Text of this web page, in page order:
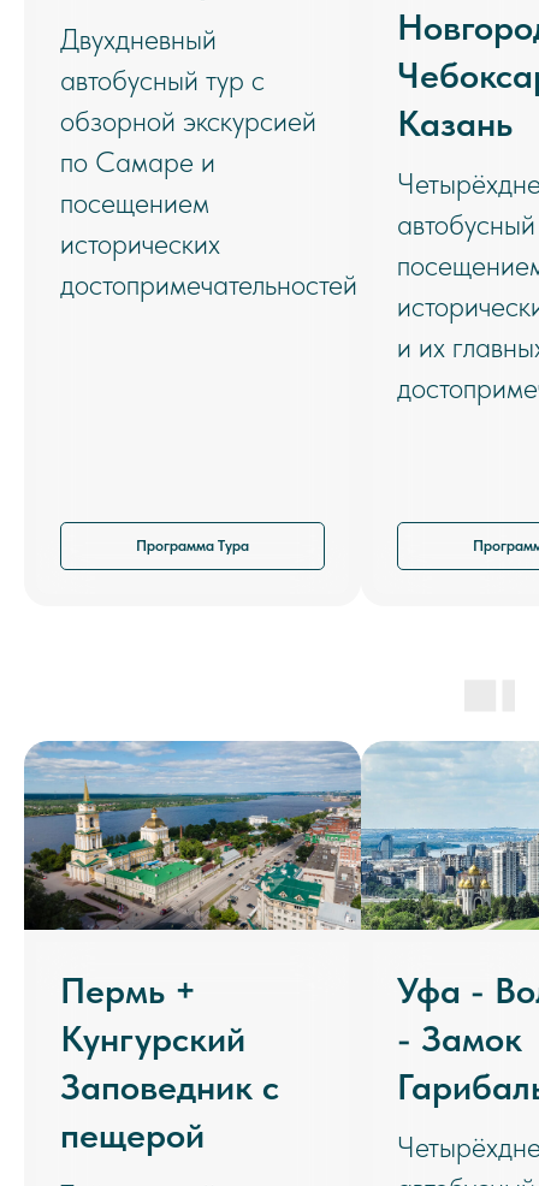
Двухдневный
автобусный тур с
обзорной экскурсией
по Самаре и
посещением
исторических
достопримечательностей
Программа Тура
Казань
и их
Пермь +
Кунгурский
Заповедник с
пещерой
Уфа -
- Замок